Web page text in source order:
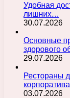
Удобная
лишних…
30.07.2026
Основные
здорового
29.07.2026
Рестораны
03.07.2026